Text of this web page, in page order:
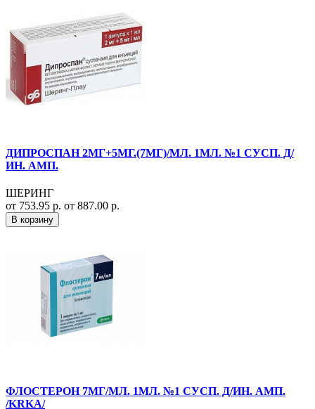
ДИПРОСПАН 2МГ+5МГ.(7МГ)/МЛ. 1МЛ. №1 СУСП. Д/
ИН. АМП.
ШЕРИНГ
от 753.95 р. от 887.00 р.
В корзину
ФЛОСТЕРОН 7МГ/МЛ. 1МЛ. №1 СУСП. Д/ИН. АМП.
/KRKA/